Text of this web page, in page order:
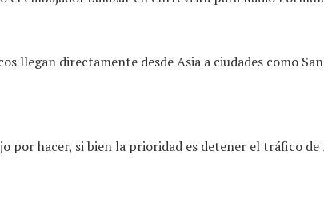
llegan directamente desde Asia a ciudades como
por hacer, si bien la prioridad es detener el tráfico